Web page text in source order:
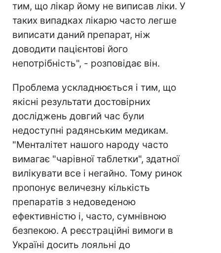
тим, що лікар йому не виписав ліки. У
таких випадках лікарю часто легше
виписати даний препарат, ніж
доводити пацієнтові його
непотрібність", - розповідає він.
Проблема ускладнюється і тим, що
якісні результати достовірних
досліджень довгий час були
недоступні радянським медикам.
"Менталітет нашого народу часто
вимагає "чарівної таблетки", здатної
вилікувати все і негайно. Тому ринок
пропонує величезну кількість
препаратів з недоведеною
ефективністю і, часто, сумнівною
безпекою. А реєстраційні вимоги в
Україні досить лояльні до